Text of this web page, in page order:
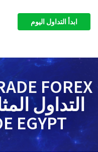
ابدأ التداول اليوم
التداول
EGYPT